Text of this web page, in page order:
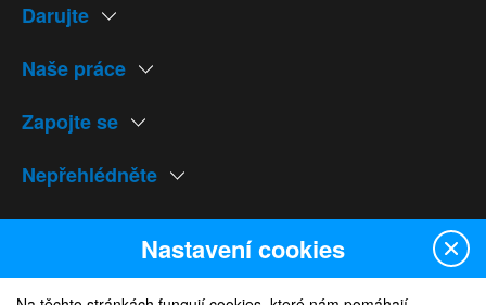
Darujte
Naše práce
Zapojte se
Nepřehlédněte
Naše weby
Nastavení cookies